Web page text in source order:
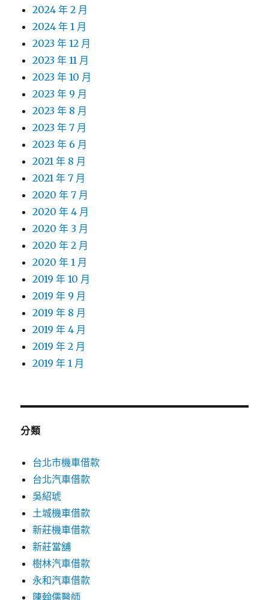
2024 年 2 月
2024 年 1 月
2023 年 12 月
2023 年 11 月
2023 年 10 月
2023 年 9 月
2023 年 8 月
2023 年 7 月
2023 年 6 月
2021 年 8 月
2021 年 7 月
2020 年 7 月
2020 年 4 月
2020 年 3 月
2020 年 2 月
2020 年 1 月
2019 年 10 月
2019 年 9 月
2019 年 8 月
2019 年 4 月
2019 年 2 月
2019 年 1 月
分類
台北市機車借款
台北汽車借款
吳紹琥
土城機車借款
新莊機車借款
新莊當舖
樹林汽車借款
永和汽車借款
陳翰儒醫師